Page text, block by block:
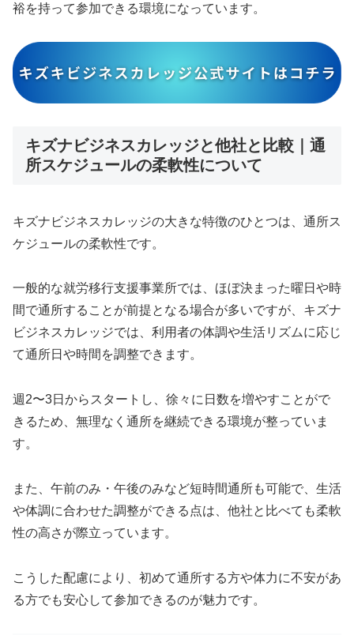
裕を持って参加できる環境になっています。
キズナビジネスカレッジと他社と比較｜通
所スケジュールの柔軟性について
キズナビジネスカレッジの大きな特徴のひとつは、通所ス
ケジュールの柔軟性です。
一般的な就労移行支援事業所では、ほぼ決まった曜日や時
間で通所することが前提となる場合が多いですが、キズナ
ビジネスカレッジでは、利用者の体調や生活リズムに応じ
て通所日や時間を調整できます。
週2〜3日からスタートし、徐々に日数を増やすことがで
きるため、無理なく通所を継続できる環境が整っていま
す。
また、午前のみ・午後のみなど短時間通所も可能で、生活
や体調に合わせた調整ができる点は、他社と比べても柔軟
性の高さが際立っています。
こうした配慮により、初めて通所する方や体力に不安があ
る方でも安心して参加できるのが魅力です。